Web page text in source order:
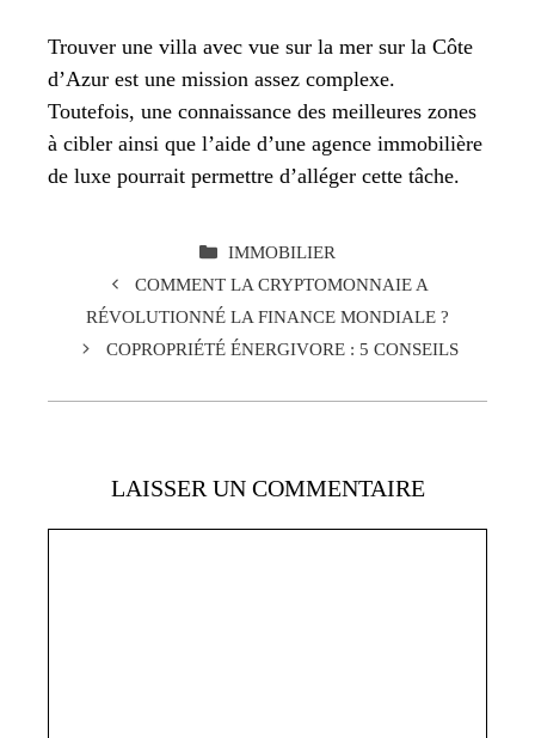
Trouver une villa avec vue sur la mer sur la Côte
d’Azur est une mission assez complexe.
Toutefois, une connaissance des meilleures zones
à cibler ainsi que l’aide d’une agence immobilière
de luxe pourrait permettre d’alléger cette tâche.
CATÉGORIES
IMMOBILIER
COMMENT LA CRYPTOMONNAIE A
RÉVOLUTIONNÉ LA FINANCE MONDIALE ?
COPROPRIÉTÉ ÉNERGIVORE : 5 CONSEILS
LAISSER UN COMMENTAIRE